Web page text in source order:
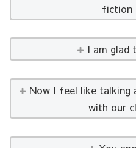
fiction
I am glad
Now I feel like talking
with our